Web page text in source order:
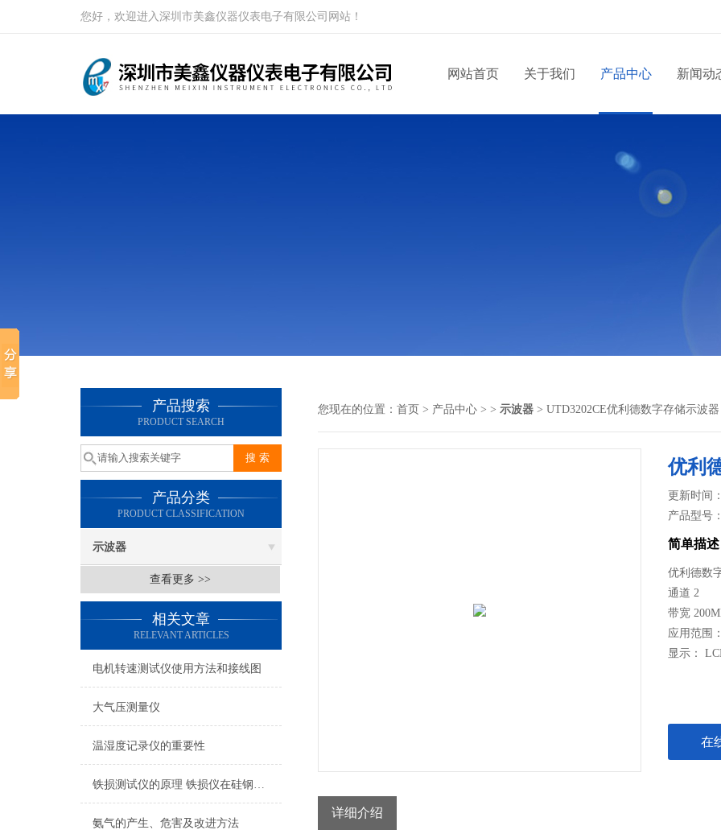
您好，欢迎进入深圳市美鑫仪器仪表电子有限公司网站！
网站首页 关于我们 产品中心 新闻动
产品搜索
PRODUCT SEARCH
产品分类
PRODUCT CLASSIFICATION
示波器
查看更多 >>
相关文章
RELEVANT ARTICLES
电机转速测试仪使用方法和接线图
大气压测量仪
温湿度记录仪的重要性
铁损测试仪的原理 铁损仪在硅钢片的应用
氨气的产生、危害及改进方法
您现在的位置： 首页 > 产品中心 > > 示波器 > UTD3202CE优利德数字存储示波器
优利
更新时间
产品型号
简单描述
优利德数
通道 2
带宽
应用范围
显示：
在
详细介绍